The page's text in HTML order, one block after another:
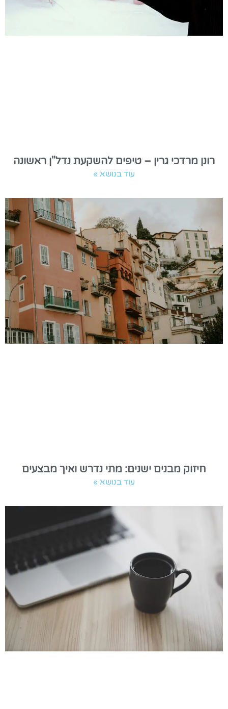
רונן מרדכי גרין – טיפים להשקעת נדל"ן ראשונה
עוד בנושא »
חיזוק מבנים ישנים: מתי נדרש ואיך מבצעים
עוד בנושא »